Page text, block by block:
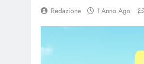
Redazione 1 Anno Ago